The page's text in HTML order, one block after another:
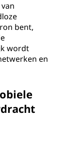
bent,
wordt
en